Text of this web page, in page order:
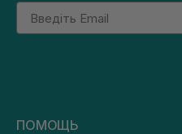
Email
ПОМОЩЬ